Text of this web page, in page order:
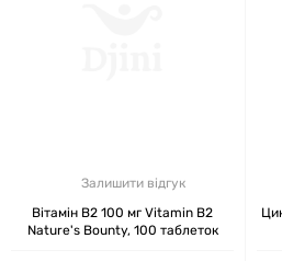
Залишити відгук
Вітамін B2 100 мг Vitamin B2
Nature's Bounty, 100 таблеток